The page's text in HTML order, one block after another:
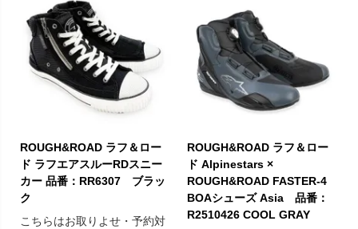
ROUGH&ROAD ラフ＆ロー
ド ラフエアスルーRDスニー
カー 品番：RR6307 ブラッ
ク
こちらはお取りよせ・予約対
ROUGH&ROAD ラフ＆ロー
ド Alpinestars ×
ROUGH&ROAD FASTER-4
BOAシューズ Asia 品番：
R2510426 COOL GRAY